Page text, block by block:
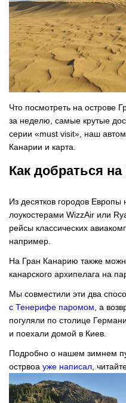
Что посмотреть на острове
за неделю, самые крутые
серии «must visit», наш
Канарии и карта.
Как добраться
Из десятков городов
лоукостерами WizzAir или
рейсы классических
например.
На Гран Канарию также
канарского архипелага на
Мы совместили эти два
с Тенерифе паромом , а
погуляли по столице
и поехали домой в Киев.
Подробно о нашем зимнем
острвоа уже написал ,